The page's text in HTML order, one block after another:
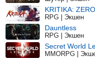
KRITIKA: ZERO
RPG | Экшен
Dauntless
RPG | Экшен
Secret World
MMORPG |